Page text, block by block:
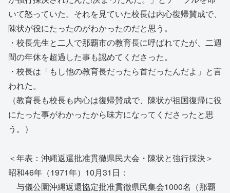
いて怒っていた。それを見ていた校長は内心復帰賛成で、
陳状が役にたったのがわかったのだと思う。
・校長先生と二人で那覇市の教育長に呼ばれてたが、二週
間の年休を超過した事も認めてくださった。
・校長は「もし他の教育長だったら首だったんだよ」と言
われた。
（教育長も校長も内心は復帰賛成で、陳状が祖国復帰に役
にたった事がわかったから味方になってくださったと思
う。）
＜年表：沖縄返還批准貫徹県民大会・陳状と強行採決＞
昭和46年（1971年）10月31日：
与儀公園沖縄返還協定批准貫徹県民集会1000名（那覇